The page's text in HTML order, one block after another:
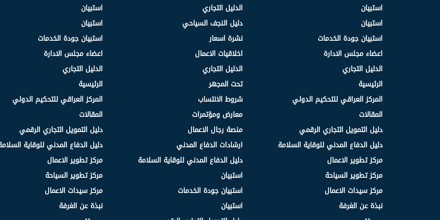
استبيان
استبيان
استبيان جودة الخدمات
اعضاء مجلس الادارة
الدليل التجاري
الرئيسية
المركز العراقي للتحكيم الدولي
المقالات
دليل التمويل التجاري الرقمي
دليل الدفاع المدني للوقاية السلامة
مركز تطوير الاعمال
مركز تطوير السياحة
مركز سيدات الاعمال
نبذة عن الغرفة
الدليل التجاري
دليل النجف السياحي
نشرة اسعار
اخلاقيات الاعمال
الدليل التجاري
تحت المجهر
شروط الانتساب
معارض ومؤتمرات
منصة رجال الاعمال
ارشادات الدفاع المدني
دليل الدفاع المدني للوقاية السلامة
استبيان
استبيان جودة الخدمات
استبيان
استبيان
استبيان
استبيان جودة الخدمات
اعضاء مجلس الادارة
الدليل التجاري
الرئيسية
المركز العراقي للتحكيم الدولي
المقالات
دليل التمويل التجاري الرقمي
دليل الدفاع المدني للوقاية
مركز تطوير الاعمال
مركز تطوير السياحة
مركز سيدات الاعمال
نبذة عن الغرفة